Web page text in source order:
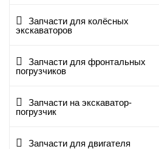
Запчасти для колёсных
экскаваторов
Запчасти для фронтальных
погрузчиков
Запчасти на экскаватор-
погрузчик
Запчасти для двигателя